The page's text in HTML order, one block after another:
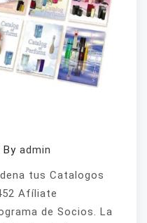
By admin
tus Catalogos
Afíliate
de Socios. La